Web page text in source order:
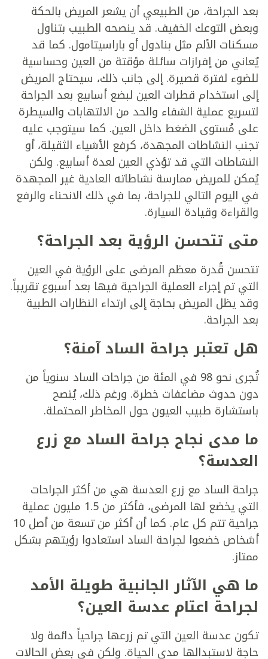
بعد الجراحة، من الطبيعي أن يشعر المريض بالحكة
وبعض التوعك الخفيف. قد ينصحه الطبيب بتناول
مسكنات الألم مثل بنادول أو باراسيتامول. كما قد
يُعاني من إفرازات سائلة مؤقتة من العين وحساسية
للضوء لفترة قصيرة. إلى جانب ذلك، سيحتاج المريض
إلى استخدام قطرات العين لبضع أسابيع بعد الجراحة
لتسريع عملية الشفاء والحد من الالتهابات والسيطرة
على مُستوى الضغط داخل العين. كما سيتوجب عليه
تجنب النشاطات المجهدة، كرفع الأشياء الثقيلة، أو
النشاطات التي قد تؤذي العين لعدة أسابيع. ولكن
يُمكن للمريض ممارسة نشاطاته العادية غير المجهدة
في اليوم التالي للجراحة، بما في ذلك الانحناء والرفع
والقراءة وقيادة السيارة.
متى تتحسن الرؤية بعد الجراحة؟
تتحسن قُدرة معظم المرضى على الرؤية في العين
التي تم إجراء العملية الجراحية فيها بعد أسبوع تقريباً.
وقد يظل المريض بحاجة إلى ارتداء النظارات الطبية
بعد الجراحة.
هل تعتبر جراحة الساد آمنة؟
تُجرى نحو 98 في المئة من جراحات الساد سنوياً من
دون حدوث مضاعفات خطرة. ورغم ذلك، يُنصح
باستشارة طبيب العيون حول المخاطر المحتملة.
ما مدى نجاح جراحة الساد مع زرع
العدسة؟
جراحة الساد مع زرع العدسة هي من أكثر الجراحات
التي يخضع لها المرضى، فأكثر من 1.5 مليون عملية
جراحية تتم كل عام. كما أن أكثر من تسعة من أصل 10
أشخاص خضعوا لجراحة الساد استعادوا رؤيتهم بشكل
ممتاز.
ما هي الآثار الجانبية طويلة الأمد
لجراحة اعتام عدسة العين؟
تكون عدسة العين التي تم زرعها جراحياً دائمة ولا
حاجة لاستبدالها مدى الحياة. ولكن في بعض الحالات